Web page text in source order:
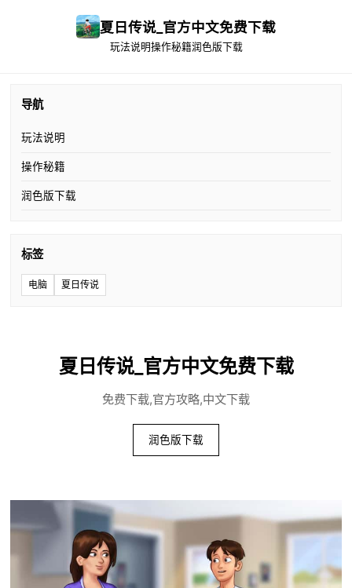
夏日传说_官方中文免费下载
玩法说明操作秘籍润色版下载
导航
玩法说明
操作秘籍
润色版下载
标签
电脑 夏日传说
夏日传说_官方中文免费下载
免费下载,官方攻略,中文下载
润色版下载